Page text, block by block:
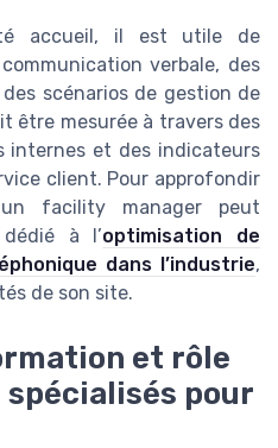
accueil, il est utile de
verbale, des
scénarios de gestion de
être mesurée à travers des
internes et des indicateurs
client. Pour approfondir
facility manager peut
à l’optimisation de
dans l’industrie,
de son site.
et rôle
pour